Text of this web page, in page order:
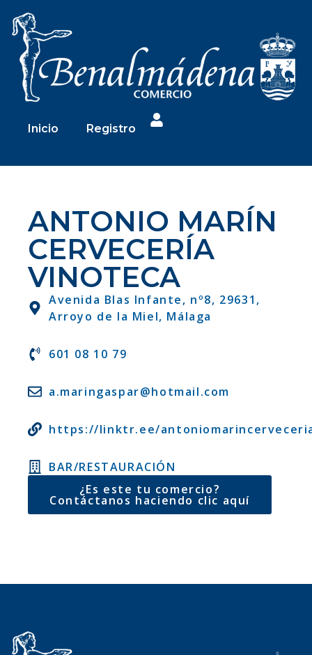
Inicio Registro
ANTONIO MARÍN
CERVECERÍA
VINOTECA
Avenida Blas Infante, nº8, 29631,
Arroyo de la Miel, Málaga
601 08 10 79
a.maringaspar@hotmail.com
https://linktr.ee/
BAR/RESTAURACIÓN
¿Es este tu comercio?
Contáctanos haciendo clic aquí